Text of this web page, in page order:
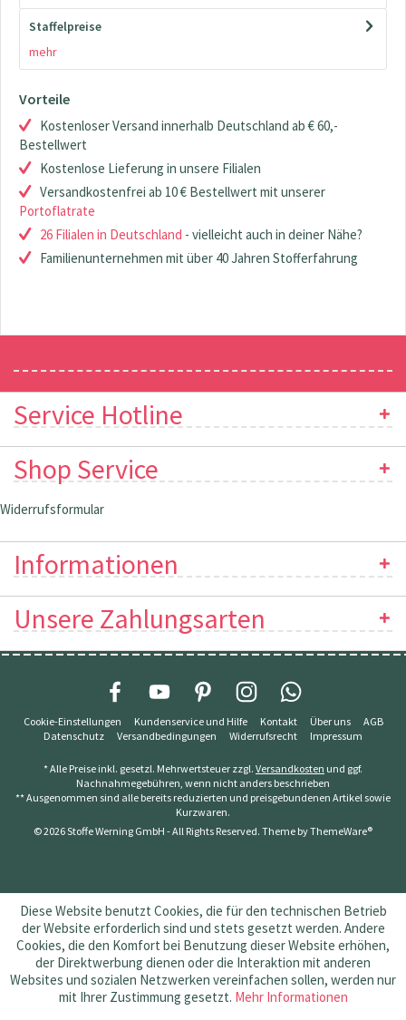
Staffelpreise
mehr
Vorteile
Kostenloser Versand innerhalb Deutschland ab € 60,-
Bestellwert
Kostenlose Lieferung in unsere Filialen
Versandkostenfrei ab 10 € Bestellwert mit unserer
Portoflatrate
26 Filialen in Deutschland - vielleicht auch in deiner Nähe?
Familienunternehmen mit über 40 Jahren Stofferfahrung
Service Hotline
Shop Service
Widerrufsformular
Informationen
Unsere Zahlungsarten
Cookie-Einstellungen Kundenservice und Hilfe Kontakt Über uns
AGB
Datenschutz
Versandbedingungen Widerrufsrecht Impressum
* Alle Preise inkl. gesetzl. Mehrwertsteuer zzgl. Versandkosten und ggf.
Nachnahmegebühren, wenn nicht anders beschrieben
** Ausgenommen sind alle bereits reduzierten und preisgebundenen Artikel sowie
Kurzwaren.
© 2026 Stoffe Werning GmbH - All Rights Reserved. Theme byThemeWare®
Diese Website benutzt Cookies, die für den technischen Betrieb
der Website erforderlich sind und stets gesetzt werden. Andere
Cookies, die den Komfort bei Benutzung dieser Website erhöhen,
der Direktwerbung dienen oder die Interaktion mit anderen
Websites und sozialen Netzwerken vereinfachen sollen, werden nur
mit Ihrer Zustimmung gesetzt. Mehr Informationen